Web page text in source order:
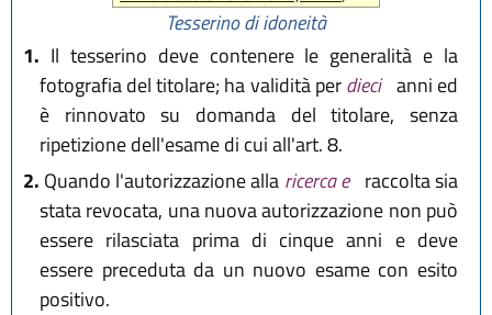
Tesserino di idoneità
1. Il tesserino deve contenere le generalità e la
fotografia del titolare; ha validità perdieci anni ed
è rinnovato su domanda del titolare, senza
ripetizione dell'esame di cui all'art. 8.
2. Quando l'autorizzazione alla ricerca e raccolta sia
stata revocata, una nuova autorizzazione non può
essere rilasciata prima di cinque anni e deve
essere preceduta da un nuovo esame con esito
positivo.